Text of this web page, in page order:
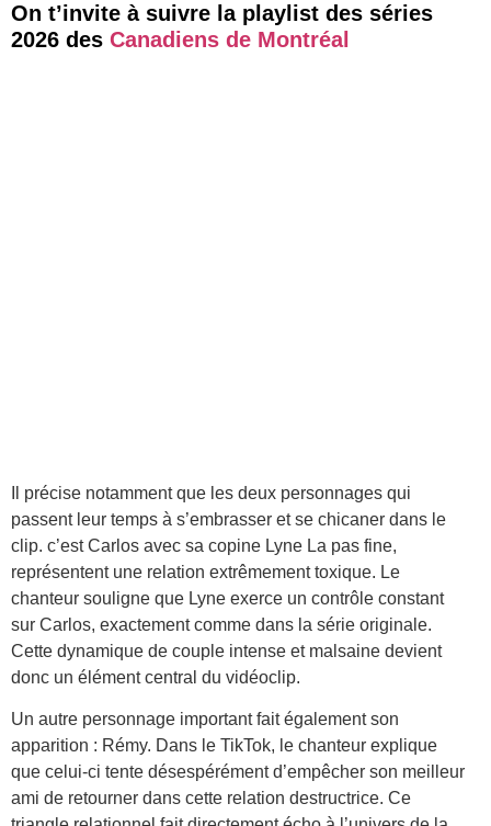
On t’invite à suivre la playlist des séries
2026 des Canadiens de Montréal
Il précise notamment que les deux personnages qui
passent leur temps à s’embrasser et se chicaner dans le
clip. c’est Carlos avec sa copine Lyne La pas fine,
représentent une relation extrêmement toxique. Le
chanteur souligne que Lyne exerce un contrôle constant
sur Carlos, exactement comme dans la série originale.
Cette dynamique de couple intense et malsaine devient
donc un élément central du vidéoclip.
Un autre personnage important fait également son
apparition : Rémy. Dans le TikTok, le chanteur explique
que celui-ci tente désespérément d’empêcher son meilleur
ami de retourner dans cette relation destructrice. Ce